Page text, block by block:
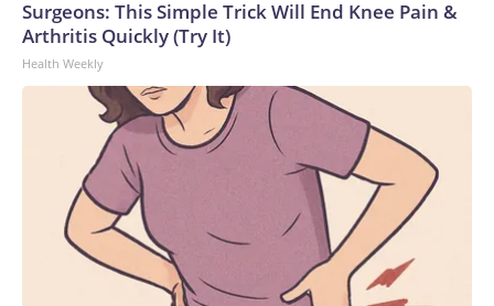
Surgeons: This Simple Trick Will End Knee Pain &
Arthritis Quickly (Try It)
Health Weekly